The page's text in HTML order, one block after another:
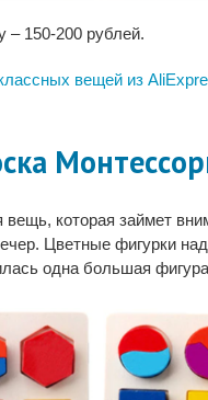
– 150-200 рублей.
вещей из
вещь, которая займет
Цветные фигурки
одна большая